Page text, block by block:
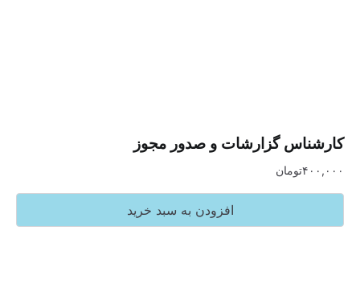
گزارشات و صدور مجوز
تومان
افزودن به سبد خرید